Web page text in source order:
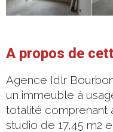
A propos de
Agence Idlr
un immeuble à
totalité comprenant
studio de 17,45 m2